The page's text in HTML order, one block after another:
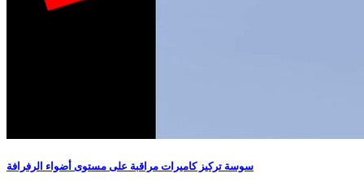
سوسة تركيز كاميرات مراقبة على مستوى أضواء الرفرافة